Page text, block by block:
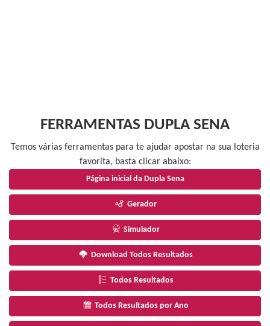
FERRAMENTAS DUPLA SENA
Temos várias ferramentas para te ajudar apostar na sua loteria
favorita, basta clicar abaixo:
Página inicial da Dupla Sena
Gerador
Simulador
Download Todos Resultados
Todos Resultados
Todos Resultados por Ano